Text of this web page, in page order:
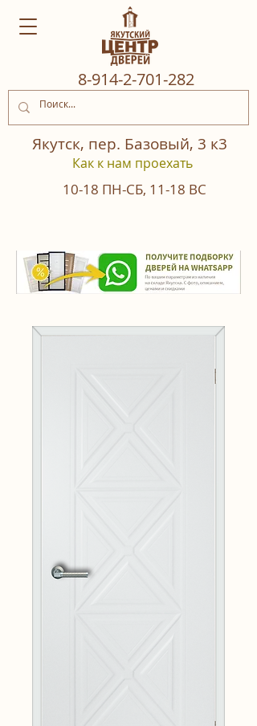
8‒914‒2‒701‒282
Якутск, пер. Базовый, 3 к3
Как к нам проехать
10-18 ПН-СБ, 11-18 ВС